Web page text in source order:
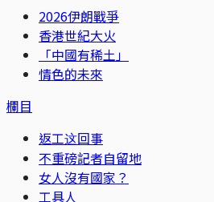
2026伊朗戰爭
香港世紀大火
「中國有稀土」
情色的未來
欄目
返工这回事
不重磅記者自留地
女人沒有國家？
工具人